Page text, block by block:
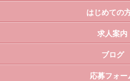
はじめての
求人案内
ブログ
応募フォー